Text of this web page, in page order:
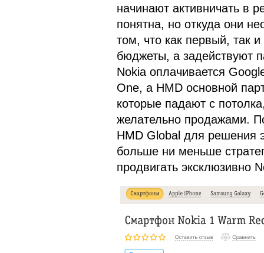
начинают активничать в
понятна, но откуда они
том, что как первый, так
бюджеты, а задействуют
Nokia оплачивается
One, а HMD основной
которые падают с
желательно продажами.
HMD Global для решения
больше ни меньше
продвигать эксклюзивно